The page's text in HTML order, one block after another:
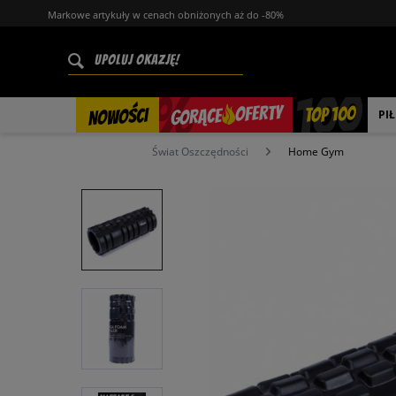
Markowe artykuły w cenach obniżonych aż do -80%
NOWOŚCI GORĄCE OFERTY
% TOP 100
Świat Oszczędności Home Gym